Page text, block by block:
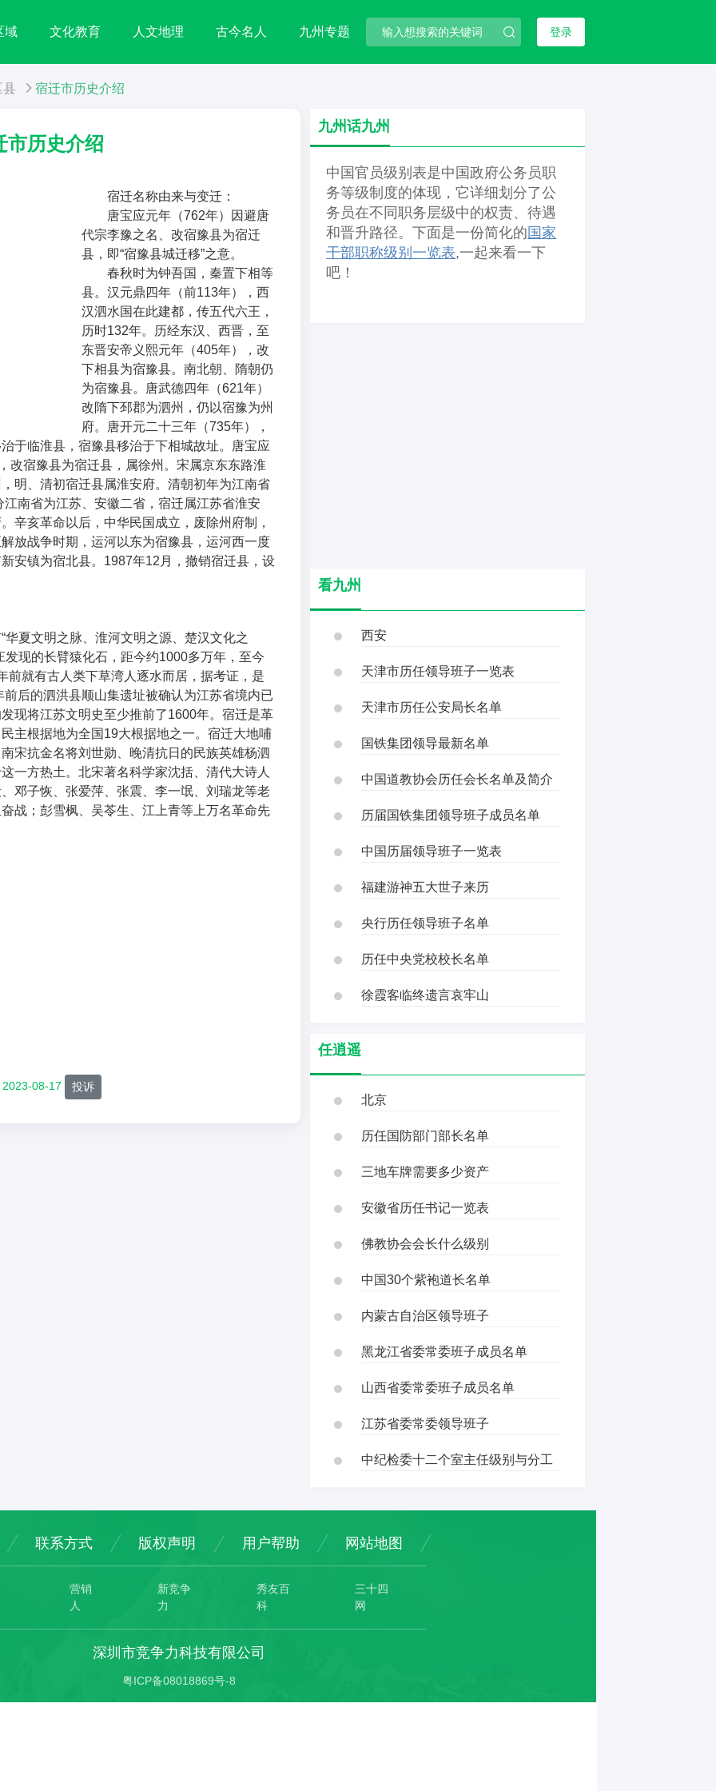
域 文化教育 人文地理 古今名人 九州专题 登录
县 宿迁市历史介绍
市历史介绍
宿迁名称由来与变迁：
唐宝应元年（762年）因避唐
代宗李豫之名、改宿豫县为宿迁
县，即“宿豫县城迁移”之意。
春秋时为钟吾国，秦置下相等
县。汉元鼎四年（前113年），西
汉泗水国在此建都，传五代六王，
历时132年。历经东汉、西晋，至
东晋安帝义熙元年（405年），改
下相县为宿豫县。南北朝、隋朝仍
为宿豫县。唐武德四年（621年）
改隋下邳郡为泗州，仍以宿豫为州
府。唐开元二十三年（735年），
于临淮县，宿豫县移治于下相城故址。唐宝应
改宿豫县为宿迁县，属徐州。宋属京东东路淮
明、清初宿迁县属淮安府。清朝初年为江南省
南省为江苏、安徽二省，宿迁属江苏省淮安
辛亥革命以后，中华民国成立，废除州府制，
放战争时期，运河以东为宿豫县，运河西一度
安镇为宿北县。1987年12月，撤销宿迁县，设
华夏文明之脉、淮河文明之源、楚汉文化之
发现的长臂猿化石，距今约1000多万年，至今
前就有古人类下草湾人逐水而居，据考证，是
后的泗洪县顺山集遗址被确认为江苏省境内已
现将江苏文明史至少推前了1600年。宿迁是革
主根据地为全国19大根据地之一。宿迁大地哺
宋抗金名将刘世勋、晚清抗日的民族英雄杨泗
一方热土。北宋著名科学家沈括、清代大诗人
邓子恢、张爱萍、张震、李一氓、刘瑞龙等老
战；彭雪枫、吴苓生、江上青等上万名革命先
2023-08-17 投诉
九州话九州
中国官员级别表是中国政府公务员职
务等级制度的体现，它详细划分了公
务员在不同职务层级中的权责、待遇
和晋升路径。下面是一份简化的 国家
干部职称级别一览表,一起来看一下
吧！
看九州
西安
天津市历任领导班子一览表
天津市历任公安局长名单
国铁集团领导最新名单
中国道教协会历任会长名单及简介
历届国铁集团领导班子成员名单
中国历届领导班子一览表
福建游神五大世子来历
央行历任领导班子名单
历任中央党校校长名单
徐霞客临终遗言哀牢山
任逍遥
北京
历任国防部门部长名单
三地车牌需要多少资产
安徽省历任书记一览表
佛教协会会长什么级别
中国30个紫袍道长名单
内蒙古自治区领导班子
黑龙江省委常委班子成员名单
山西省委常委班子成员名单
江苏省委常委领导班子
中纪检委十二个室主任级别与分工
联系方式 版权声明 用户帮助 网站地图
营销
人
新竞争
力
秀友百
科
三十四
网
深圳市竞争力科技有限公司
粤ICP备08018869号-8